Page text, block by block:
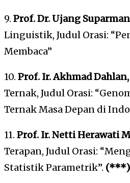
9. Prof. Dr. Ujang
Linguistik, Judul Orasi:
Membaca”
10. Prof. Ir. Akhmad Dahlan,
Ternak, Judul Orasi:
Ternak Masa Depan di
11. Prof. Ir. Netti Herawati
Terapan, Judul Orasi:
Statistik Parametrik”. (***)